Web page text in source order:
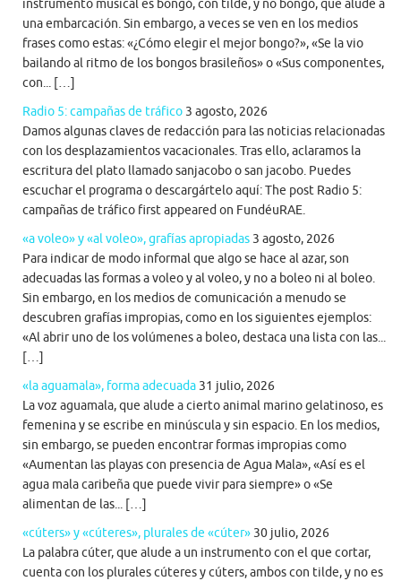
instrumento musical es bongó, con tilde, y no bongo, que alude a
una embarcación. Sin embargo, a veces se ven en los medios
frases como estas: «¿Cómo elegir el mejor bongo?», «Se la vio
bailando al ritmo de los bongos brasileños» o «Sus componentes,
con... […]
Radio 5: campañas de tráfico 3 agosto, 2026
Damos algunas claves de redacción para las noticias relacionadas
con los desplazamientos vacacionales. Tras ello, aclaramos la
escritura del plato llamado sanjacobo o san jacobo. Puedes
escuchar el programa o descargártelo aquí: The post Radio 5:
campañas de tráfico first appeared on FundéuRAE.
«a voleo» y «al voleo», grafías apropiadas 3 agosto, 2026
Para indicar de modo informal que algo se hace al azar, son
adecuadas las formas a voleo y al voleo, y no a boleo ni al boleo.
Sin embargo, en los medios de comunicación a menudo se
descubren grafías impropias, como en los siguientes ejemplos:
«Al abrir uno de los volúmenes a boleo, destaca una lista con las...
[…]
«la aguamala», forma adecuada 31 julio, 2026
La voz aguamala, que alude a cierto animal marino gelatinoso, es
femenina y se escribe en minúscula y sin espacio. En los medios,
sin embargo, se pueden encontrar formas impropias como
«Aumentan las playas con presencia de Agua Mala», «Así es el
agua mala caribeña que puede vivir para siempre» o «Se
alimentan de las... […]
«cúters» y «cúteres», plurales de «cúter» 30 julio, 2026
La palabra cúter, que alude a un instrumento con el que cortar,
cuenta con los plurales cúteres y cúters, ambos con tilde, y no es